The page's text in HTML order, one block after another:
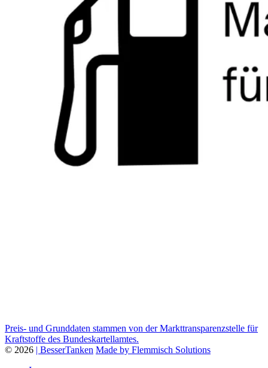
Preis- und Grunddaten stammen von der Markttransparenzstelle für
Kraftstoffe des Bundeskartellamtes.
© 2026 | BesserTanken Made by Flemmisch Solutions